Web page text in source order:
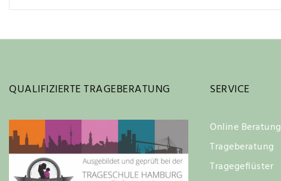
QUALIFIZIERTE TRAGEBERATUNG SERVICE
Online Beratung
Trageberatung
Tragegeflüster